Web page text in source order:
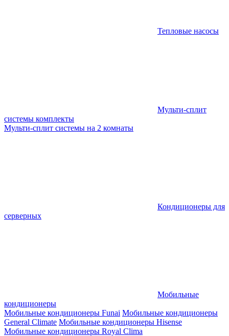
Тепловые насосы
Мульти-сплит
системы комплекты
Мульти-сплит системы на 2 комнаты
Кондиционеры для
серверных
Мобильные
кондиционеры
Мобильные кондиционеры Funai Мобильные кондиционеры
General Climate Мобильные кондиционеры Hisense
Мобильные кондиционеры Royal Clima